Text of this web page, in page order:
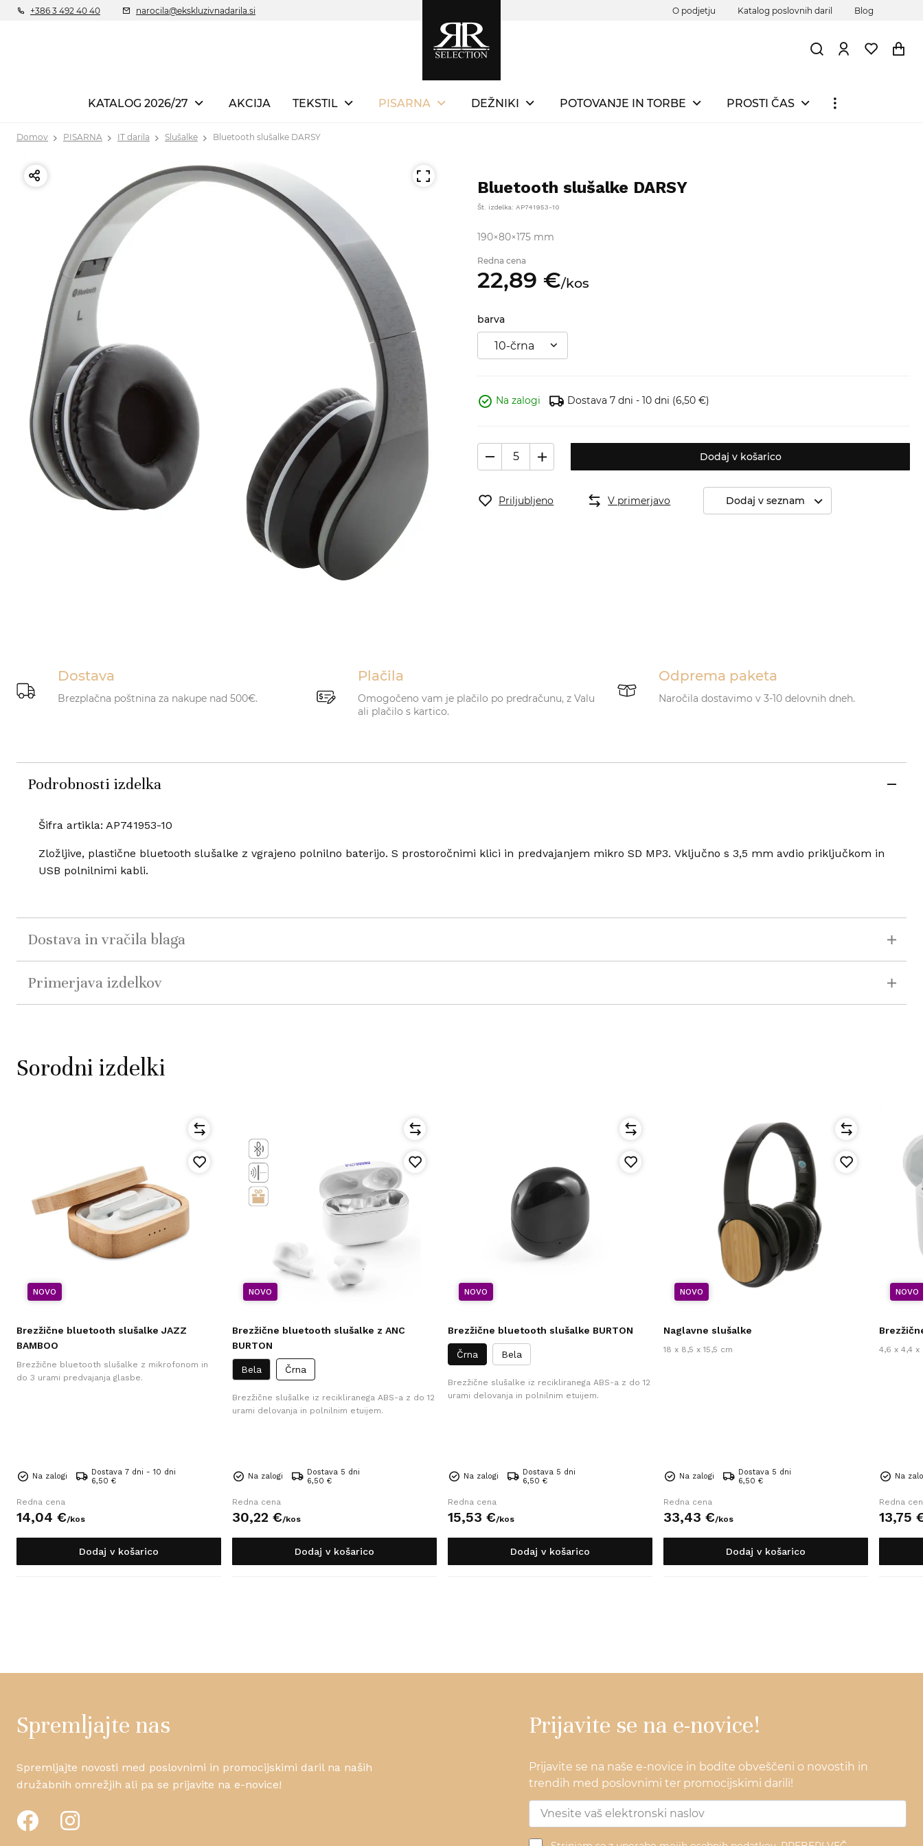
+386 3 492 40 40 narocila@ekskluzivnadarila.si O podjetju Katalog poslovnih daril Blog
KATALOG 2026/27 AKCIJA TEKSTIL PISARNA DEŽNIKI POTOVANJE IN TORBE PROSTI ČAS
Domov PISARNA IT darila Slušalke Bluetooth slušalke DARSY
Bluetooth slušalke DARSY
Št. izdelka: AP741953-10
190×80×175 mm
Redna cena
22,89 €/kos
barva
10-črna
Na zalogi Dostava 7 dni - 10 dni (6,50 €)
Dodaj v košarico
Priljubljeno V primerjavo Dodaj v seznam
Dostava
Brezplačna poštnina za nakupe nad 500€.
Plačila
Omogočeno vam je plačilo po predračunu, z Valu
ali plačilo s kartico.
Odprema paketa
Naročila dostavimo v 3-10 delovnih dneh.
Podrobnosti izdelka
Šifra artikla: AP741953-10
Zložljive, plastične bluetooth slušalke z vgrajeno polnilno baterijo. S prostoročnimi klici in predvajanjem mikro SD MP3. Vključno s 3,5 mm avdio priključkom in
USB polnilnimi kabli.
Dostava in vračila blaga
Primerjava izdelkov
Sorodni izdelki
NOVO
Brezžične bluetooth slušalke JAZZ
BAMBOO
Brezžične bluetooth slušalke z mikrofonom in
do 3 urami predvajanja glasbe.
Na zalogi
Dostava 7 dni - 10 dni
6,50 €
Redna cena
14,04 €/kos
Dodaj v košarico
NOVO
Brezžične bluetooth slušalke z ANC
BURTON
Bela Črna
Brezžične slušalke iz recikliranega ABS-a z do 12
urami delovanja in polnilnim etuijem.
Na zalogi
Dostava 5 dni
6,50 €
Redna cena
30,22 €/kos
Dodaj v košarico
NOVO
Brezžične bluetooth slušalke BURTON
Črna Bela
Brezžične slušalke iz recikliranega ABS-a z do 12
urami delovanja in polnilnim etuijem.
Na zalogi
Dostava 5 dni
6,50 €
Redna cena
15,53 €/kos
Dodaj v košarico
NOVO
Naglavne slušalke
18 x 8,5 x 15,5 cm
Na zalogi
Dostava 5 dni
6,50 €
Redna cena
33,43 €/kos
Dodaj v košarico
NOVO
4,6 x 4,4 x
Na
Redna
13,75
Spremljajte nas
Spremljajte novosti med poslovnimi in promocijskimi daril na naših
družabnih omrežjih ali pa se prijavite na e-novice!
Prijavite se na e-novice!
Prijavite se na naše e-novice in bodite obveščeni o novostih in
trendih med poslovnimi ter promocijskimi darili!